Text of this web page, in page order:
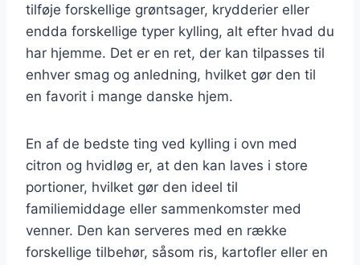
tilføje forskellige grøntsager, krydderier eller
endda forskellige typer kylling, alt efter hvad du
har hjemme. Det er en ret, der kan tilpasses til
enhver smag og anledning, hvilket gør den til
en favorit i mange danske hjem.
En af de bedste ting ved kylling i ovn med
citron og hvidløg er, at den kan laves i store
portioner, hvilket gør den ideel til
familiemiddage eller sammenkomster med
venner. Den kan serveres med en række
forskellige tilbehør, såsom ris, kartofler eller en